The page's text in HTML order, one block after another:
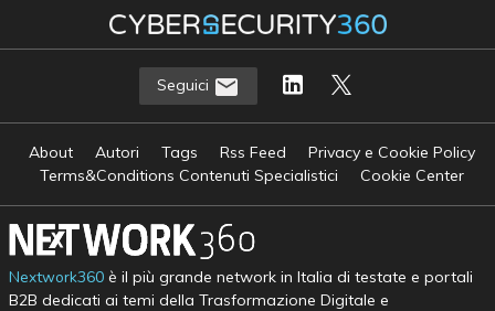
Seguici
About Autori Tags Rss Feed
Privacy e Cookie Policy
Terms&Conditions Contenuti Specialistici
Cookie Center
Nextwork360è il più grande network in Italia di testate e portali
B2B dedicati ai temi della Trasformazione Digitale e